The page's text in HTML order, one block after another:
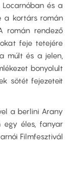
Locarnóban és a
a kortárs román
román rendező
feje tetejére
múlt és a jelen,
bonyolult
sötét fejezeteit
a berlini Arany
egy éles, fanyar
Filmfesztivál